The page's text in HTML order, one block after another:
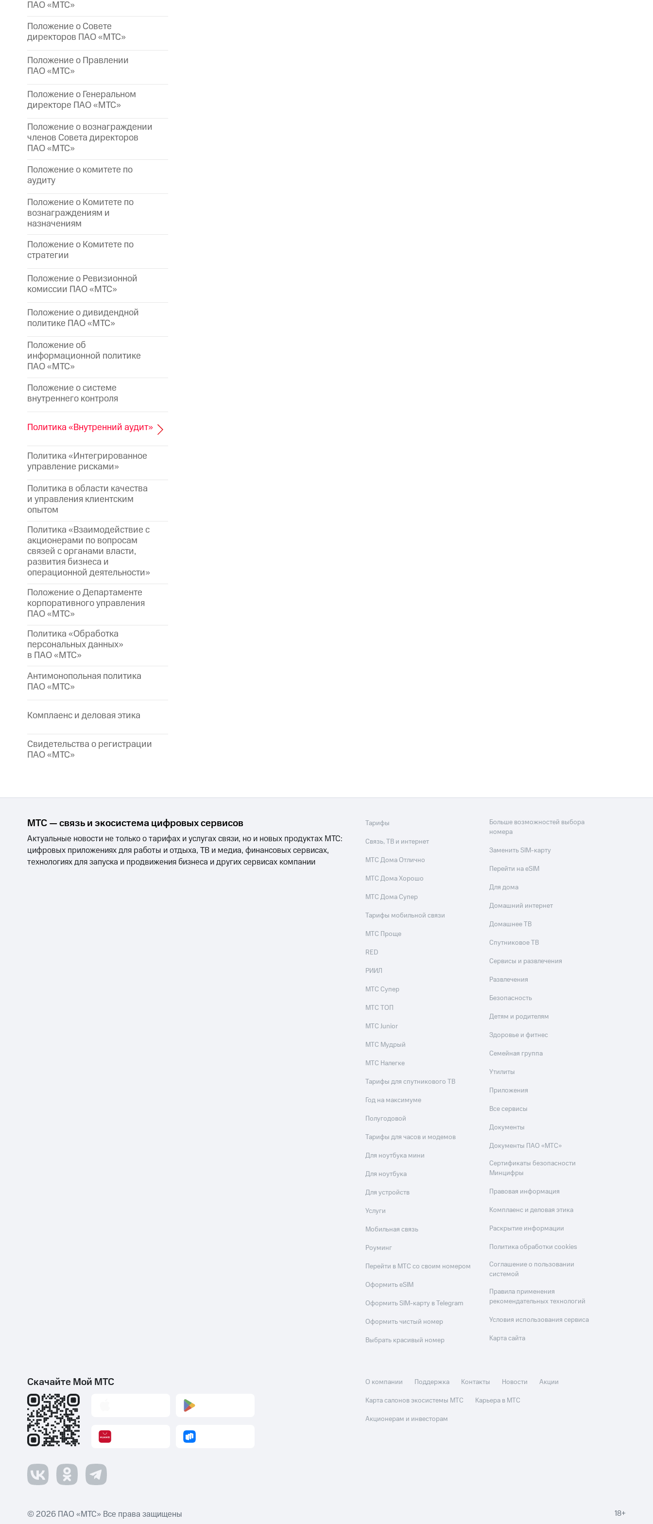
ПАО «МТС»
Положение о Совете
директоров ПАО «МТС»
Положение о Правлении
ПАО «МТС»
Положение о Генеральном
директоре ПАО «МТС»
Положение о вознаграждении
членов Совета директоров
ПАО «МТС»
Положение о комитете по
аудиту
Положение о Комитете по
вознаграждениям и
назначениям
Положение о Комитете по
стратегии
Положение о Ревизионной
комиссии ПАО «МТС»
Положение о дивидендной
политике ПАО «МТС»
Положение об
информационной политике
ПАО «МТС»
Положение о системе
внутреннего контроля
Политика «Внутренний аудит»
Политика «Интегрированное
управление рисками»
Политика в области качества
и управления клиентским
опытом
Политика «Взаимодействие с
акционерами по вопросам
связей с органами власти,
развития бизнеса и
операционной деятельности»
Положение о Департаменте
корпоративного управления
ПАО «МТС»
Политика «Обработка
персональных данных»
в ПАО «МТС»
Антимонопольная политика
ПАО «МТС»
Комплаенс и деловая этика
Свидетельства о регистрации
ПАО «МТС»
МТС — связь и экосистема цифровых сервисов
Актуальные новости не только о тарифах и услугах связи, но и новых продуктах МТС:
цифровых приложениях для работы и отдыха, ТВ и медиа, финансовых сервисах,
технологиях для запуска и продвижения бизнеса и других сервисах компании
Тарифы
Связь, ТВ и интернет
МТС Дома Отлично
МТС Дома Хорошо
МТС Дома Супер
Тарифы мобильной связи
МТС Проще
RED
РИИЛ
МТС Супер
МТС ТОП
МТС Junior
МТС Мудрый
МТС Налегке
Тарифы для спутникового ТВ
Год на максимуме
Полугодовой
Тарифы для часов и модемов
Для ноутбука мини
Для ноутбука
Для устройств
Услуги
Мобильная связь
Роуминг
Перейти в МТС со своим номером
Оформить eSIM
Оформить SIM-карту в Telegram
Оформить чистый номер
Выбрать красивый номер
Больше возможностей выбора
номера
Заменить SIM-карту
Перейти на eSIM
Для дома
Домашний интернет
Домашнее ТВ
Спутниковое ТВ
Сервисы и развлечения
Развлечения
Безопасность
Детям и родителям
Здоровье и фитнес
Семейная группа
Утилиты
Приложения
Все сервисы
Документы
Документы ПАО «МТС»
Сертификаты безопасности
Минцифры
Правовая информация
Комплаенс и деловая этика
Раскрытие информации
Политика обработки cookies
Соглашение о пользовании
системой
Правила применения
рекомендательных технологий
Условия использования сервиса
Карта сайта
Скачайте Мой МТС О компании Поддержка Контакты Новости
Акции
Карта салонов экосистемы МТС
Карьера в МТС
Акционерам и инвесторам
© 2026 ПАО «МТС» Все права защищены 18+